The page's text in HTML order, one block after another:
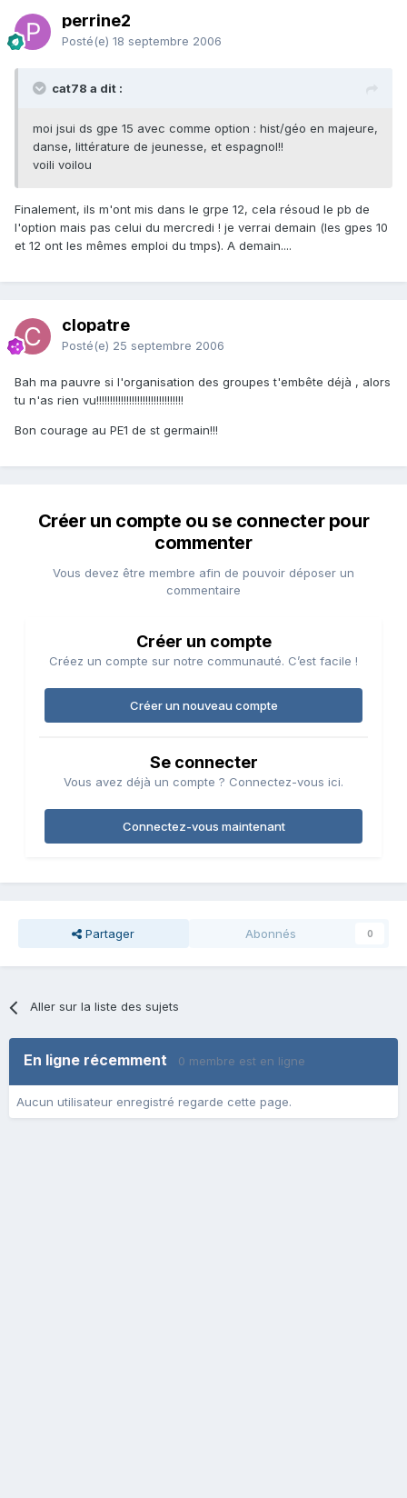
perrine2
Posté(e) 18 septembre 2006
cat78 a dit :
moi jsui ds gpe 15 avec comme option : hist/géo en majeure,
danse, littérature de jeunesse, et espagnol!!
voili voilou
Finalement, ils m'ont mis dans le grpe 12, cela résoud le pb de
l'option mais pas celui du mercredi ! je verrai demain (les gpes 10
et 12 ont les mêmes emploi du tmps). A demain....
clopatre
Posté(e) 25 septembre 2006
Bah ma pauvre si l'organisation des groupes t'embête déjà , alors
tu n'as rien vu!!!!!!!!!!!!!!!!!!!!!!!!!!!!!!!!
Bon courage au PE1 de st germain!!!
Créer un compte ou se connecter pour
commenter
Vous devez être membre afin de pouvoir déposer un
commentaire
Créer un compte
Créez un compte sur notre communauté. C’est facile !
Créer un nouveau compte
Se connecter
Vous avez déjà un compte ? Connectez-vous ici.
Connectez-vous maintenant
Partager Abonnés 0
Aller sur la liste des sujets
En ligne récemment 0 membre est en ligne
Aucun utilisateur enregistré regarde cette page.